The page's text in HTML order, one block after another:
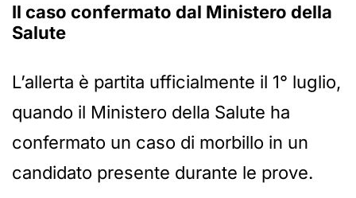
Il caso confermato dal Ministero della
Salute
L’allerta è partita ufficialmente il 1° luglio,
quando il Ministero della Salute ha
confermato un caso di morbillo in un
candidato presente durante le prove.